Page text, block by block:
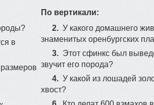
в
По вертикали:
2. У какого домашнего
знаменитых оренбургских
3. Этот сфинкс был
звучит его порода?
4. У какой из лошадей
хвост?